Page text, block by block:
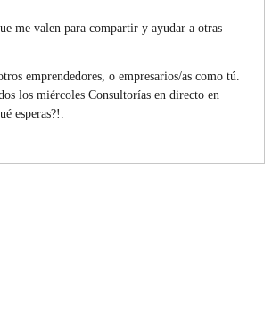
me valen para compartir y ayudar a otras
emprendedores, o empresarios/as como tú.
los miércoles Consultorías en directo en
esperas?!.